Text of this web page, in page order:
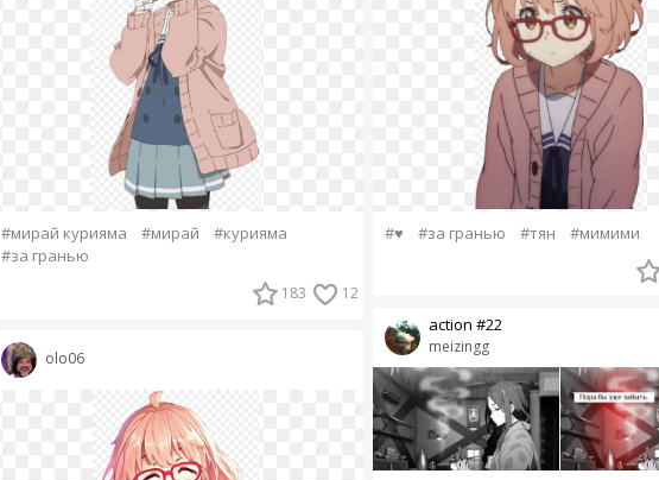
#мирай курияма #мирай
#курияма
#за гранью
183 12
olo06
#♥ #за гранью #тян #мимими
meizingg
action #22